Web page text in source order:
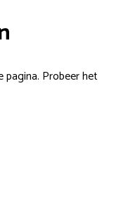
pagina. Probeer het